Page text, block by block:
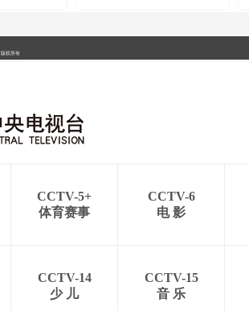
版权所有
CCTV-5+
体育赛事
CCTV-6
电 影
CCTV-14
少 儿
CCTV-15
音 乐